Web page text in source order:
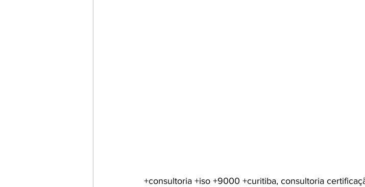
+consultoria +iso +9000 +curitiba, consultoria